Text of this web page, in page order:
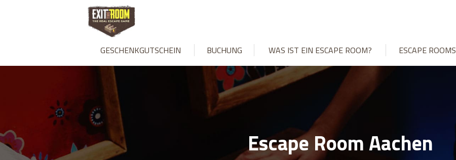
GESCHENKGUTSCHEIN BUCHUNG WAS IST EIN ESCAPE ROOM? ESCAPE ROOMS
Escape Room Aachen